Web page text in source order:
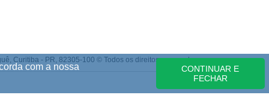
Curitiba - PR, 82305-100 © Todos os direitos reservados.
com a nossa
CONTINUAR E
FECHAR